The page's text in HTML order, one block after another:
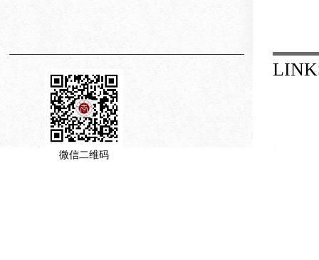
微信二维码